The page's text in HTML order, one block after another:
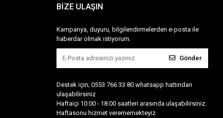
BİZE ULAŞIN
Kampanya, duyuru, bilgilendirmelerden e-posta ile
haberdar olmak istiyorum.
Gönder
Destek için; 0553 766 33 80 whatsapp hattından
ulaşabilirsiniz
Haftaiçi 10:00 - 18:00 saatleri arasında ulaşabilirsiniz.
Haftasonu hizmet verememekteyiz